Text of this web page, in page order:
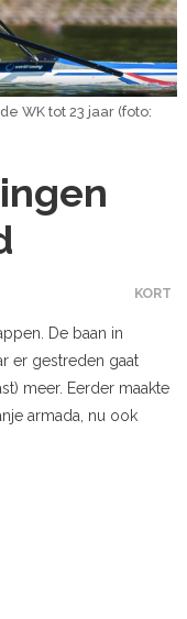
WK tot 23 jaar (foto:
KORT
De baan in
er gestreden gaat
meer. Eerder maakte
armada, nu ook